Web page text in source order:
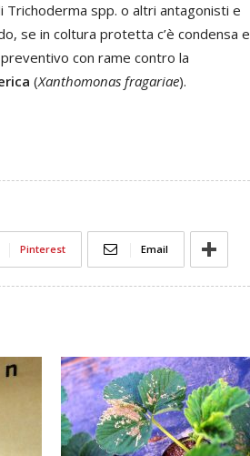
Trichoderma spp. o altri antagonisti e
se in coltura protetta c’è condensa e
con rame contro la
(Xanthomonas fragariae).
Pinterest Email